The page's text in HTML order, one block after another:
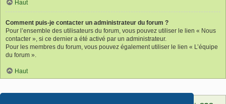
Haut
Comment puis-je contacter un administrateur du forum ?
Pour l’ensemble des utilisateurs du forum, vous pouvez utiliser le lien « Nous
contacter », si ce dernier a été activé par un administrateur.
Pour les membres du forum, vous pouvez également utiliser le lien « L’équipe
du forum ».
Haut